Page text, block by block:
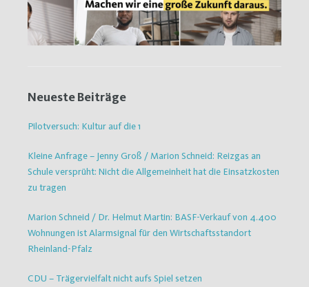
Neueste Beiträge
Pilotversuch: Kultur auf die 1
Kleine Anfrage – Jenny Groß / Marion Schneid: Reizgas an
Schule versprüht: Nicht die Allgemeinheit hat die Einsatzkosten
zu tragen
Marion Schneid / Dr. Helmut Martin: BASF-Verkauf von 4.400
Wohnungen ist Alarmsignal für den Wirtschaftsstandort
Rheinland-Pfalz
CDU – Trägervielfalt nicht aufs Spiel setzen